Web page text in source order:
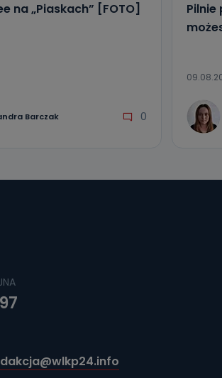
na „Piaskach” [FOTO]
Barczak 0